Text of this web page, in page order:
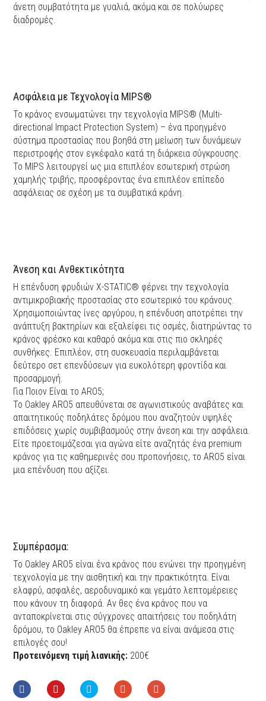
άνετη συμβατότητα με γυαλιά, ακόμα και σε πολύωρες
διαδρομές.
Ασφάλεια με Τεχνολογία MIPS®
Το κράνος ενσωματώνει την τεχνολογία MIPS® (Multi-
directional Impact Protection System) – ένα προηγμένο
σύστημα προστασίας που βοηθά στη μείωση των δυνάμεων
περιστροφής στον εγκέφαλο κατά τη διάρκεια σύγκρουσης.
Το MIPS λειτουργεί ως μια επιπλέον εσωτερική στρώση
χαμηλής τριβής, προσφέροντας ένα επιπλέον επίπεδο
ασφάλειας σε σχέση με τα συμβατικά κράνη.
Άνεση και Ανθεκτικότητα
Η επένδυση φρυδιών X-STATIC® φέρνει την τεχνολογία
αντιμικροβιακής προστασίας στο εσωτερικό του κράνους.
Χρησιμοποιώντας ίνες αργύρου, η επένδυση αποτρέπει την
ανάπτυξη βακτηρίων και εξαλείφει τις οσμές, διατηρώντας το
κράνος φρέσκο και καθαρό ακόμα και στις πιο σκληρές
συνθήκες. Επιπλέον, στη συσκευασία περιλαμβάνεται
δεύτερο σετ επενδύσεων για ευκολότερη φροντίδα και
προσαρμογή.
Για Ποιον Είναι το ARO5;
Το Oakley ARO5 απευθύνεται σε αγωνιστικούς αναβάτες και
απαιτητικούς ποδηλάτες δρόμου που αναζητούν υψηλές
επιδόσεις χωρίς συμβιβασμούς στην άνεση και την ασφάλεια.
Είτε προετοιμάζεσαι για αγώνα είτε αναζητάς ένα premium
κράνος για τις καθημερινές σου προπονήσεις, το ARO5 είναι
μια επένδυση που αξίζει.
Συμπέρασμα:
Το Oakley ARO5 είναι ένα κράνος που ενώνει την προηγμένη
τεχνολογία με την αισθητική και την πρακτικότητα. Είναι
ελαφρύ, ασφαλές, αεροδυναμικό και γεμάτο λεπτομέρειες
που κάνουν τη διαφορά. Αν θες ένα κράνος που να
ανταποκρίνεται στις σύγχρονες απαιτήσεις του ποδηλάτη
δρόμου, το Οakley ARO5 θα έπρεπε να είναι ανάμεσα στις
επιλογές σου!
Προτεινόμενη τιμή λιανικής: 200€